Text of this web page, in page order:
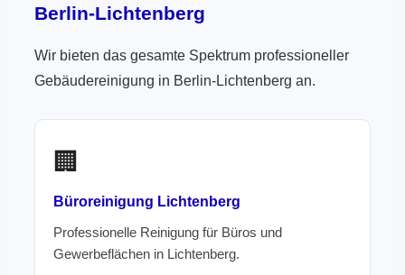
Berlin-Lichtenberg
Wir bieten das gesamte Spektrum professioneller
Gebäudereinigung in Berlin-Lichtenberg an.
🏢
Büroreinigung Lichtenberg
Professionelle Reinigung für Büros und
Gewerbeflächen in Lichtenberg.